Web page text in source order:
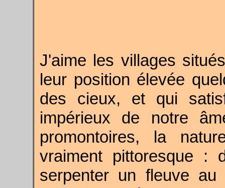
J'aime les villages
leur position élevée
des cieux, et qui
impérieux de notre
promontoires, la
vraiment pittoresque :
serpenter un fleuve